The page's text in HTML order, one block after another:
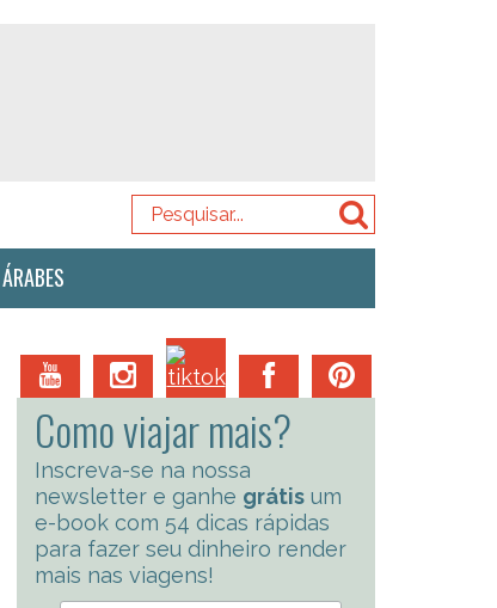
Como viajar mais?
Inscreva-se na nossa
newsletter e ganhe grátis um
e-book com 54 dicas rápidas
para fazer seu dinheiro render
mais nas viagens!